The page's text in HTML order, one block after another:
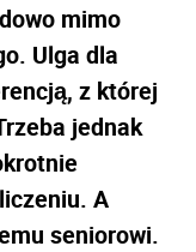
mimo
Ulga dla
z której
jednak
A
seniorowi.